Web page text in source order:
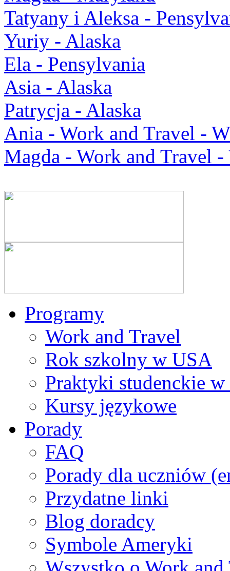
Tatyany i Aleksa -
Yuriy - Alaska
Ela - Pensylvania
Asia - Alaska
Patrycja - Alaska
Ania - Work and Travel -
Magda - Work and Travel
Programy
Work and Travel
Rok szkolny w USA
Praktyki studenckie
Kursy językowe
Porady
FAQ
Porady dla uczniów
Przydatne linki
Blog doradcy
Symbole Ameryki